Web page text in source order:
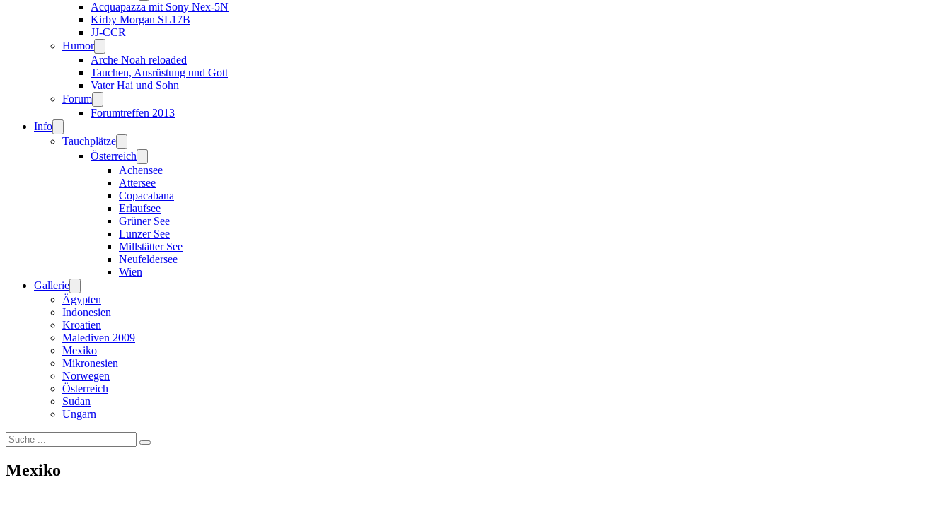
Acquapazza mit Sony Nex-5N
Kirby Morgan SL17B
JJ-CCR
Humor
Arche Noah reloaded
Tauchen, Ausrüstung und Gott
Vater Hai und Sohn
Forum
Forumtreffen 2013
Info
Tauchplätze
Österreich
Achensee
Attersee
Copacabana
Erlaufsee
Grüner See
Lunzer See
Millstätter See
Neufeldersee
Wien
Gallerie
Ägypten
Indonesien
Kroatien
Malediven 2009
Mexiko
Mikronesien
Norwegen
Österreich
Sudan
Ungarn
Suchen
Mexiko